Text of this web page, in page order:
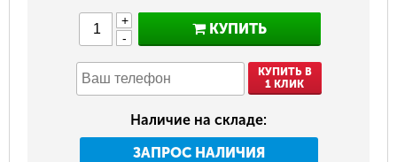
+
-
КУПИТЬ
КУПИТЬ В
1 КЛИК
Наличие на складе:
ЗАПРОС НАЛИЧИЯ